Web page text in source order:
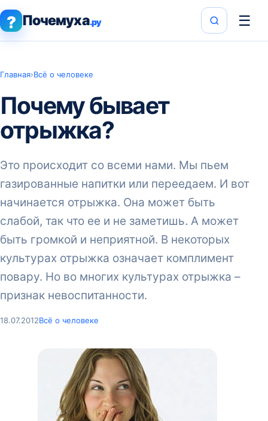
? Почемуха.ру ☰
Главная›Всё о человеке
Почему бывает
отрыжка?
Это происходит со всеми нами. Мы пьем
газированные напитки или переедаем. И вот
начинается отрыжка. Она может быть
слабой, так что ее и не заметишь. А может
быть громкой и неприятной. В некоторых
культурах отрыжка означает комплимент
повару. Но во многих культурах отрыжка –
признак невоспитанности.
18.07.2012Всё о человеке